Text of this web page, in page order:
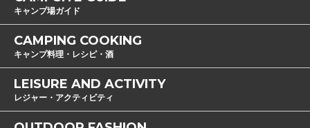
キャンプ場ガイド
CAMPING COOKING
キャンプ料理・レシピ・酒
LEISURE AND ACTIVITY
レジャー・アクティビティ